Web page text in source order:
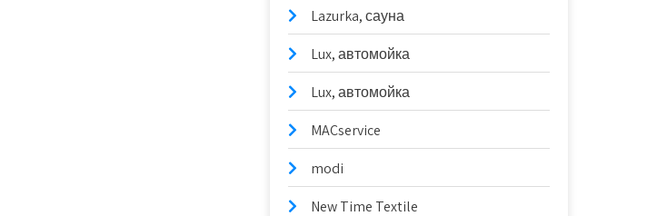
Lazurka, сауна
Lux, автомойка
Lux, автомойка
MACservice
modi
New Time Textile